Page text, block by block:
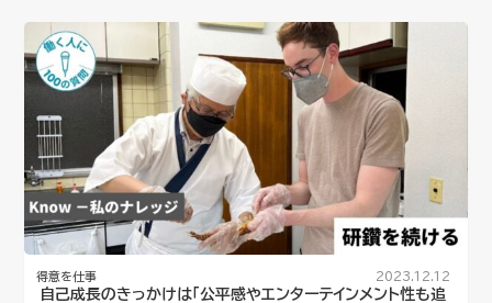
得意を仕事 2023.12.12
自己成長のきっかけは「公平感やエンターテインメント性も追